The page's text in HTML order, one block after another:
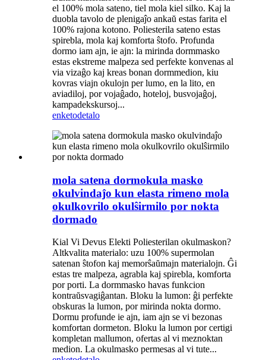
el 100% mola sateno, tiel mola kiel silko. Kaj la
duobla tavolo de plenigaĵo ankaŭ estas farita el
100% rajona kotono. Poliesterila sateno estas
spirebla, mola kaj komforta ŝtofo. Profunda
dormo iam ajn, ie ajn: la mirinda dormmasko
estas ekstreme malpeza sed perfekte konvenas al
via vizaĝo kaj kreas bonan dormmedion, kiu
kovras viajn okulojn per lumo, en la lito, en
aviadiloj, por vojaĝado, hoteloj, busvojaĝoj,
kampadekskursoj...
enketodetalo
mola satena dormokula masko
okulvindaĵo kun elasta rimeno mola
okulkovrilo okulŝirmilo por nokta
dormado
Kial Vi Devus Elekti Poliesterilan okulmaskon?
Altkvalita materialo: uzu 100% supermolan
satenan ŝtofon kaj memorŝaŭmajn materialojn. Ĝi
estas tre malpeza, agrabla kaj spirebla, komforta
por porti. La dormmasko havas funkcion
kontraŭsvagiĝantan. Bloku la lumon: ĝi perfekte
obskuras la lumon, por mirinda nokta dormo.
Dormu profunde ie ajn, iam ajn se vi bezonas
komfortan dormeton. Bloku la lumon por certigi
kompletan mallumon, ofertas al vi meznoktan
medion. La okulmasko permesas al vi tute...